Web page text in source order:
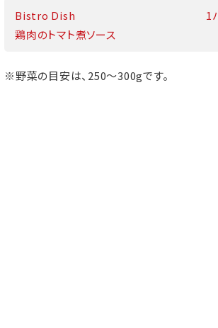
Bistro Dish
鶏肉のトマト煮ソース
1
※野菜の目安は、250～300gです。